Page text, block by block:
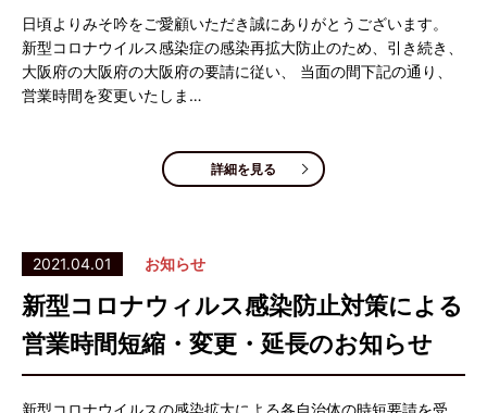
日頃よりみそ吟をご愛顧いただき誠にありがとうございます。
新型コロナウイルス感染症の感染再拡大防止のため、引き続き、
大阪府の大阪府の大阪府の要請に従い、 当面の間下記の通り、
営業時間を変更いたしま…
詳細を見る
2021.04.01 お知らせ
新型コロナウィルス感染防止対策による
営業時間短縮・変更・延長のお知らせ
新型コロナウイルスの感染拡大による各自治体の時短要請を受